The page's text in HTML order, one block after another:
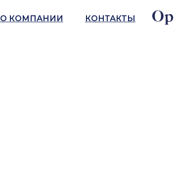
О КОМПАНИИ КОНТАКТЫ